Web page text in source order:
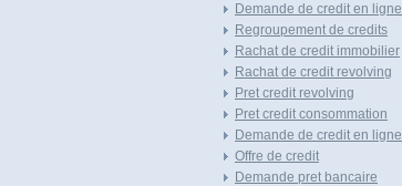
Demande de credit en ligne
Regroupement de credits
Rachat de credit immobilier
Rachat de credit revolving
Pret credit revolving
Pret credit consommation
Demande de credit en ligne
Offre de credit
Demande pret bancaire